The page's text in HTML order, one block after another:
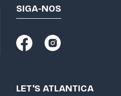
SIGA-NOS
LET'S ATLANTICA